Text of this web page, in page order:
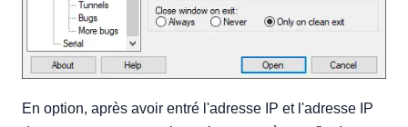
En option, après avoir entré l'adresse IP et l'adresse IP